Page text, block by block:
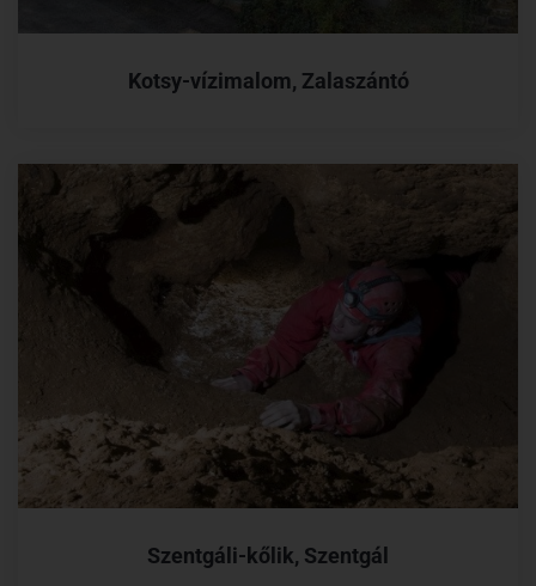
Kotsy-vízimalom, Zalaszántó
Szentgáli-kőlik, Szentgál